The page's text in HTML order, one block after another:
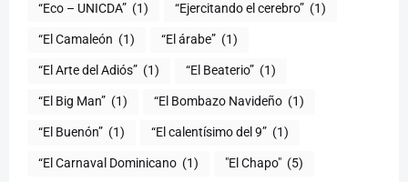
“Eco – UNICDA” (1) “Ejercitando el cerebro” (1)
“El Camaleón (1) “El árabe” (1)
“El Arte del Adiós” (1) “El Beaterio” (1)
“El Big Man” (1) “El Bombazo Navideño (1)
“El Buenón” (1) “El calentísimo del 9” (1)
“El Carnaval Dominicano (1) "El Chapo" (5)